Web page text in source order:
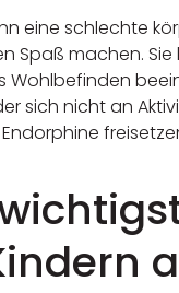
eine schlechte
Spaß machen.
Wohlbefinden
sich nicht an